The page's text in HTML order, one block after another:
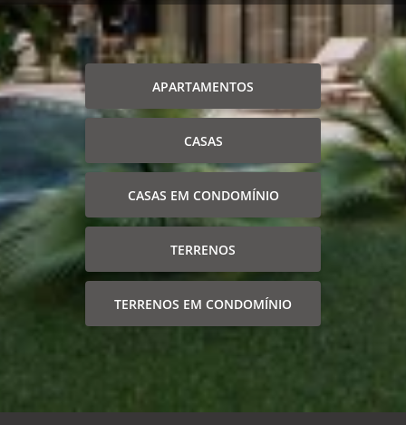
APARTAMENTOS
CASAS
CASAS EM CONDOMÍNIO
TERRENOS
TERRENOS EM CONDOMÍNIO